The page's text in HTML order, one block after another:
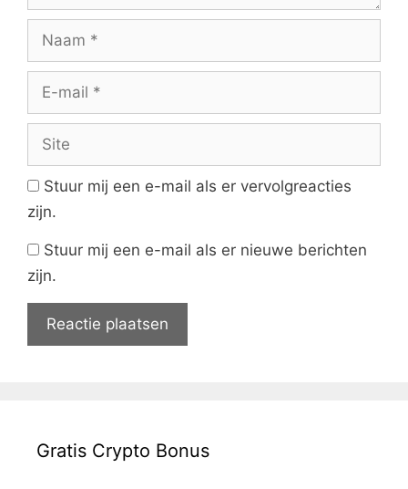
mail
Stuur mij een e-mail als er vervolgreacties
zijn.
Stuur mij een e-mail als er nieuwe berichten
zijn.
Gratis Crypto Bonus